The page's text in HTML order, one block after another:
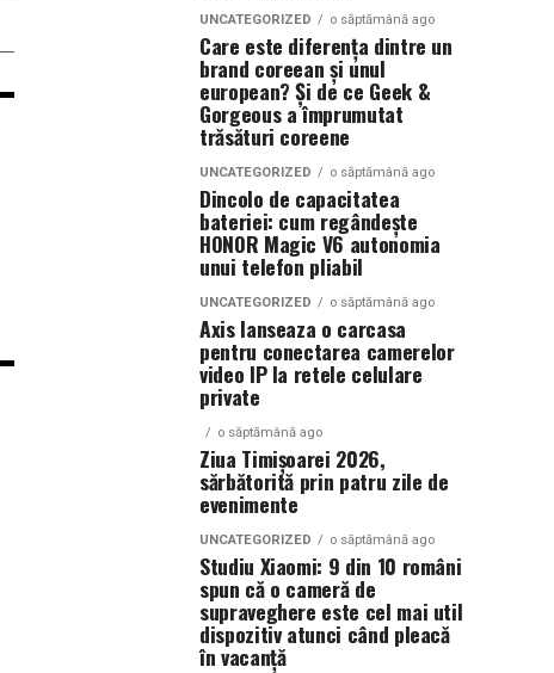
UNCATEGORIZED o săptămână ago
Care este diferența dintre un
brand coreean și unul
european? Și de ce Geek &
Gorgeous a împrumutat
trăsături coreene
UNCATEGORIZED o săptămână ago
Dincolo de capacitatea
bateriei: cum regândește
HONOR Magic V6 autonomia
unui telefon pliabil
UNCATEGORIZED o săptămână ago
Axis lanseaza o carcasa
pentru conectarea camerelor
video IP la retele celulare
private
o săptămână ago
Ziua Timișoarei 2026,
sărbătorită prin patru zile de
evenimente
UNCATEGORIZED o săptămână ago
Studiu Xiaomi: 9 din 10 români
spun că o cameră de
supraveghere este cel mai util
dispozitiv atunci când pleacă
în vacanță